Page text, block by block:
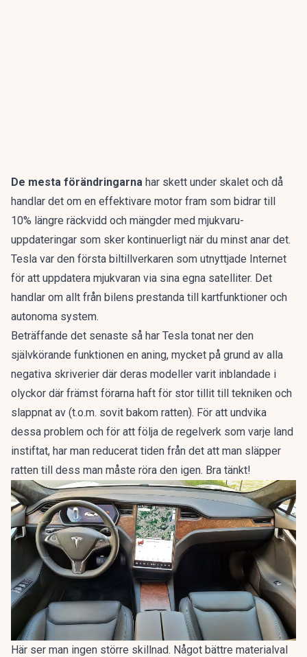
De mesta förändringarna har skett under skalet och då
handlar det om en effektivare motor fram som bidrar till
10% längre räckvidd och mängder med mjukvaru-
uppdateringar som sker kontinuerligt när du minst anar det.
Tesla var den första biltillverkaren som utnyttjade Internet
för att uppdatera mjukvaran via sina egna satelliter. Det
handlar om allt från bilens prestanda till kartfunktioner och
autonoma system.
Beträffande det senaste så har Tesla tonat ner den
självkörande funktionen en aning, mycket på grund av alla
negativa skriverier där deras modeller varit inblandade i
olyckor där främst förarna haft för stor tillit till tekniken och
slappnat av (t.o.m. sovit bakom ratten). För att undvika
dessa problem och för att följa de regelverk som varje land
instiftat, har man reducerat tiden från det att man släpper
ratten till dess man måste röra den igen. Bra tänkt!
Här ser man ingen större skillnad. Något bättre materialval